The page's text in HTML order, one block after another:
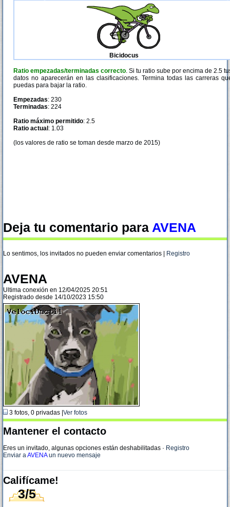
Bicidocus
Ratio empezadas/terminadas correcto. Si tu ratio sube por encima de 2.5
datos no aparecerán en las clasificaciones. Termina todas las carreras
puedas para bajar la ratio.
Empezadas: 230
Terminadas: 224
Ratio máximo permitido: 2.5
Ratio actual : 1.03
(los valores de ratio se toman desde marzo de 2015)
Deja tu comentario para AVENA
Lo sentimos, los invitados no pueden enviar comentarios | Registro
AVENA
Ultima conexión en 12/04/2025 20:51
Registrado desde 14/10/2023 15:50
3 fotos, 0 privadas | Ver fotos
Mantener el contacto
Eres un invitado, algunas opciones están deshabilitadas · Registro
Enviar aAVENAun nuevo mensaje
Califícame!
3/5